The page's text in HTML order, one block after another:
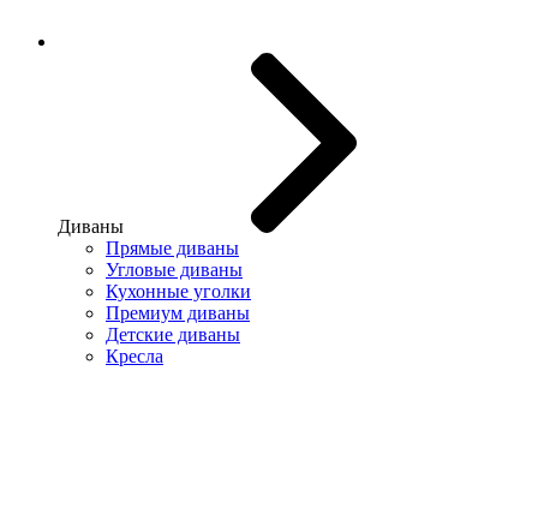
Диваны
Прямые диваны
Угловые диваны
Кухонные уголки
Премиум диваны
Детские диваны
Кресла